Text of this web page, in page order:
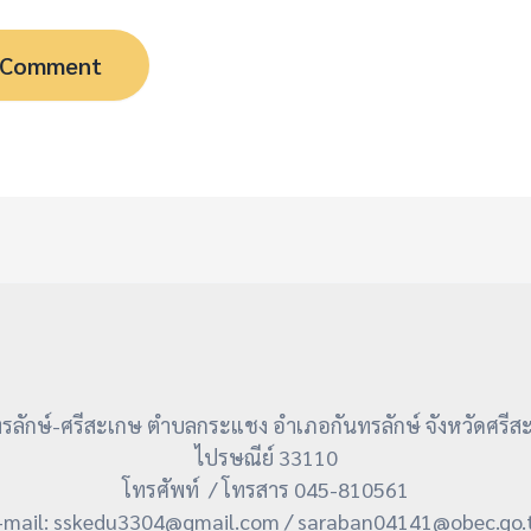
ลักษ์-ศรีสะเกษ ตำบลกระแชง อำเภอกันทรลักษ์ จังหวัดศรีส
ไปรษณีย์ 33110
โทรศัพท์ / โทรสาร 045-810561
mail: sskedu3304@gmail.com /